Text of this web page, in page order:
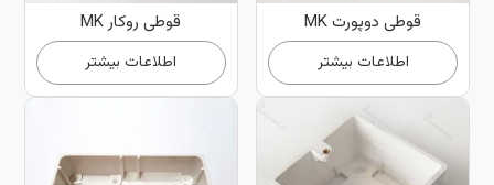
قوطی دوپورت MK
اطلاعات بیشتر
قوطی روکار MK
اطلاعات بیشتر